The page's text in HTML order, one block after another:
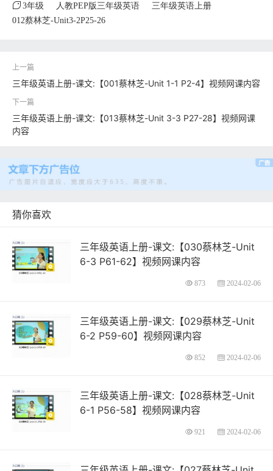
3年级 人教PEP版三年级英语
三年级英语上册
012蔡林芝-Unit3-2P25-26
三年级英语上册-课文:【001蔡林芝-Unit 1-1 P2-4】视频网课内容
三年级英语上册-课文:【013蔡林芝-Unit 3-3 P27-28】视频网课
内容
猜你喜欢
三年级英语上册-课文:【030蔡林芝-Unit
6-3 P61-62】视频网课内容
873 2024-02-06
三年级英语上册-课文:【029蔡林芝-Unit
6-2 P59-60】视频网课内容
852 2024-02-06
三年级英语上册-课文:【028蔡林芝-Unit
6-1 P56-58】视频网课内容
921 2024-02-06